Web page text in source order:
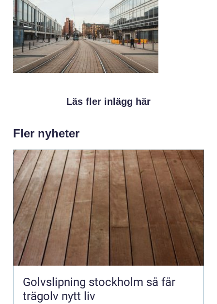
Läs fler inlägg här
Fler nyheter
Golvslipning stockholm så får
trägolv nytt liv